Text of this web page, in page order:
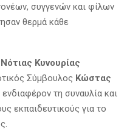
συγγενών και φίλων
θερμά κάθε
Κυνουρίας
Σύμβουλος Κώστας
τη συναυλία και
εκπαιδευτικούς για το